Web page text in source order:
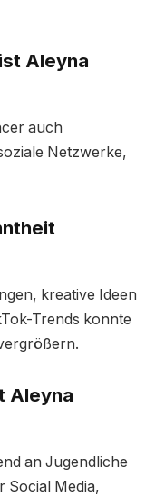
Aleyna
auch
Netzwerke,
kreative Ideen
Trends konnte
Aleyna
an Jugendliche
Social Media,